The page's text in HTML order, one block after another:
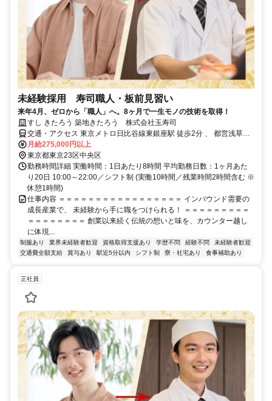
未経験採用 寿司職人・板前見習い
来年4月、ゼロから「職人」へ。8ヶ月で一生モノの技術を取得！
すし きたろう 築地きたろう 株式会社玉寿司
交通・アクセス 東京メトロ日比谷線東銀座駅 徒歩2分 、 都営浅草線
東銀座駅 徒歩2分 、 東京メトロ日比谷線築地駅 徒歩5分
月給275,000円以上
東京都東京23区中央区
勤務時間詳細 実働時間：1日あたり8時間 平均勤務日数：1ヶ月あた
り20日 10:00～22:00／シフト制 (実働10時間／残業時間2時間含む ※
休憩1時間)
仕事内容 ＝＝＝＝＝＝＝＝＝＝＝＝＝＝＝＝＝ インバウンド需要の
成長産業で、 未経験から手に職をつけられる！ ＝＝＝＝＝＝＝＝＝
＝＝＝＝＝＝＝＝ 創業以来続く伝統の想いと味を、カウンター越し
に体現...
制服あり 業界未経験者歓迎 資格取得支援あり 学歴不問 経験不問
未経験者歓迎
交通費全額支給
賞与あり 駅近5分以内 シフト制 寮・社宅あり 食事補助あり
正社員